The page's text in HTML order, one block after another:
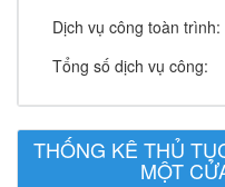
Dịch vụ công toàn trình:
Tổng số dịch vụ công:
THỐNG KÊ THỦ
MỘT